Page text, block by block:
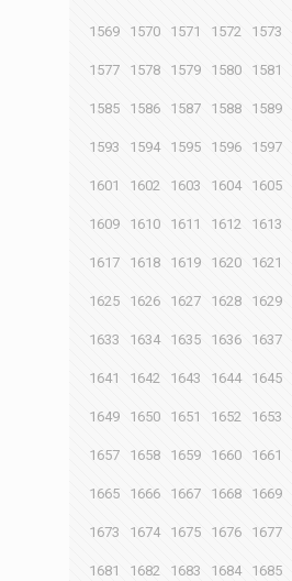
1569 1570 1571 1572 1573
1577 1578 1579 1580 1581
1585 1586 1587 1588 1589
1593 1594 1595 1596 1597
1601 1602 1603 1604 1605
1609 1610 1611 1612 1613
1617 1618 1619 1620 1621
1625 1626 1627 1628 1629
1633 1634 1635 1636 1637
1641 1642 1643 1644 1645
1649 1650 1651 1652 1653
1657 1658 1659 1660 1661
1665 1666 1667 1668 1669
1673 1674 1675 1676 1677
1681 1682 1683 1684 1685